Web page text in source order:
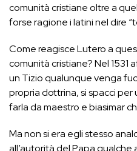
comunità cristiane oltre a
forse ragione i latini nel dire
Come reagisce Lutero a
comunità cristiane? Nel 1531
un Tizio qualunque venga
propria dottrina, si spacci
farla da maestro e biasimar
Ma non si era egli stesso
all’autorità del Papa